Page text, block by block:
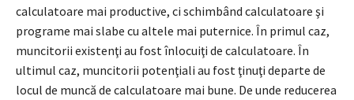
calculatoare mai productive, ci schimbând calculatoare şi
programe mai slabe cu altele mai puternice. În primul caz,
muncitorii existenţi au fost înlocuiţi de calculatoare. În
ultimul caz, muncitorii potenţiali au fost ţinuţi departe de
locul de muncă de calculatoare mai bune. De unde reducerea